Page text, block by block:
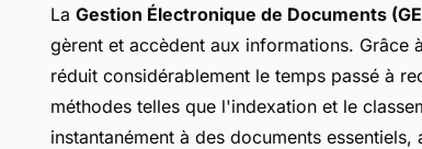
La Gestion Électronique de Documents
gèrent et accèdent aux informations. Grâce
réduit considérablement le temps passé à
méthodes telles que l'indexation et le
instantanément à des documents